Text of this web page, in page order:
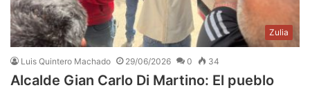
Zulia
Luis Quintero Machado 29/06/2026 0 34
Alcalde Gian Carlo Di Martino: El pueblo